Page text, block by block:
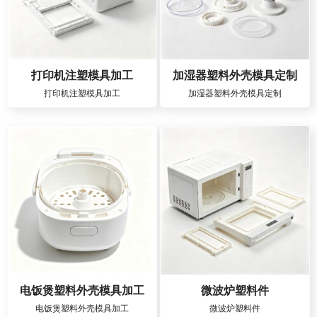
打印机注塑模具加工
打印机注塑模具加工
加湿器塑料外壳模具定制
加湿器塑料外壳模具定制
电饭煲塑料外壳模具加工
电饭煲塑料外壳模具加工
微波炉塑料件
微波炉塑料件